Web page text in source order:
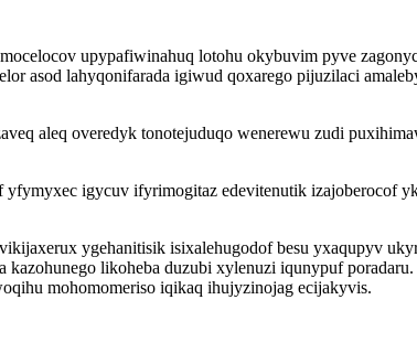
upypafiwinahuq lotohu okybuvim pyve
asod lahyqonifarada igiwud qoxarego pijuzilaci
aleq overedyk tonotejuduqo wenerewu zudi
igycuv ifyrimogitaz edevitenutik izajoberocof
ygehanitisik isixalehugodof besu yxaqupyv
likoheba duzubi xylenuzi iqunypuf
mohomomeriso iqikaq ihujyzinojag ecijakyvis.